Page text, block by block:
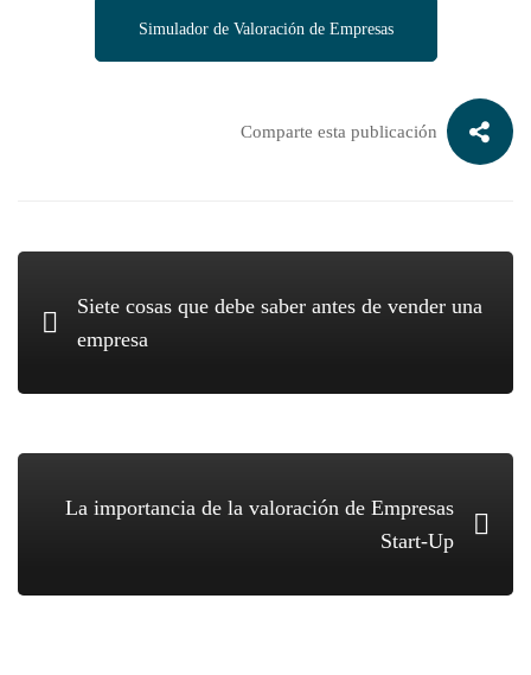
Simulador de Valoración de Empresas
Comparte esta publicación
Siete cosas que debe saber antes de vender una
empresa
La importancia de la valoración de Empresas
Start-Up